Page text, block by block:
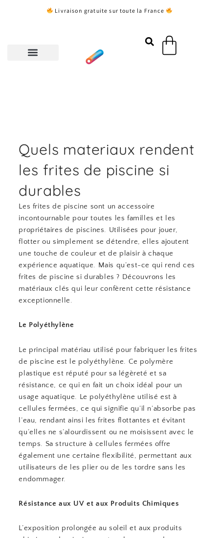
Livraison gratuite sur toute la France
Panier
Quels materiaux rendent
les frites de piscine si
durables
Les frites de piscine sont un accessoire
incontournable pour toutes les familles et les
propriétaires de piscines. Utilisées pour jouer,
flotter ou simplement se détendre, elles ajoutent
une touche de couleur et de plaisir à chaque
expérience aquatique. Mais qu’est-ce qui rend ces
frites de piscine si durables ? Découvrons les
matériaux clés qui leur confèrent cette résistance
exceptionnelle.
Le Polyéthylène
Le principal matériau utilisé pour fabriquer les frites
de piscine est le polyéthylène. Ce polymère
plastique est réputé pour sa légèreté et sa
résistance, ce qui en fait un choix idéal pour un
usage aquatique. Le polyéthylène utilisé est à
cellules fermées, ce qui signifie qu’il n’absorbe pas
l’eau, rendant ainsi les frites flottantes et évitant
qu’elles ne s’alourdissent ou ne moisissent avec le
temps. Sa structure à cellules fermées offre
également une certaine flexibilité, permettant aux
utilisateurs de les plier ou de les tordre sans les
endommager.
Résistance aux UV et aux Produits Chimiques
L’exposition prolongée au soleil et aux produits